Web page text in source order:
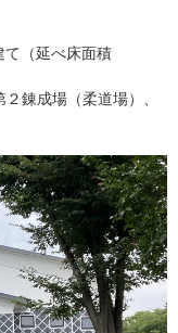
て（延べ床面積
錬成場（柔道場）、